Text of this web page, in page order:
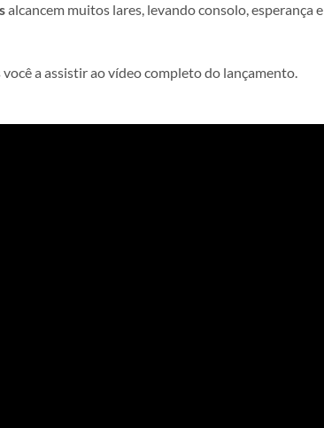
alcancem muitos lares, levando consolo, esperança e
a assistir ao vídeo completo do lançamento.